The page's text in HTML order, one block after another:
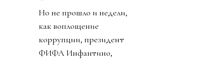
Но не прошло и недели,
как воплощение
коррупции, президент
ФИФА Инфантино,